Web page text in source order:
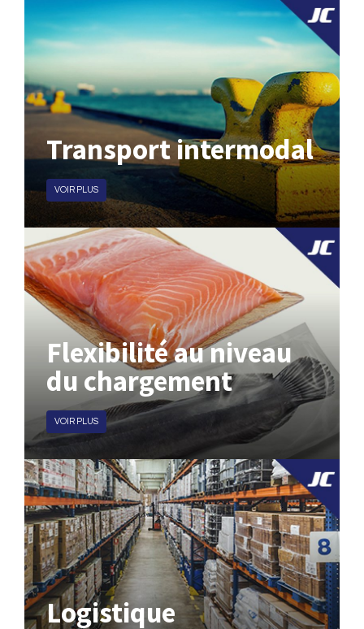
Transport intermodal
VOIR PLUS
Flexibilité au niveau
du chargement
VOIR PLUS
Logistique